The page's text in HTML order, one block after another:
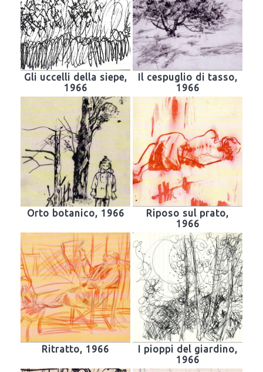
Gli uccelli della siepe,
1966
Il cespuglio di tasso,
1966
Orto botanico, 1966
Riposo sul prato,
1966
Ritratto, 1966
I pioppi del giardino,
1966